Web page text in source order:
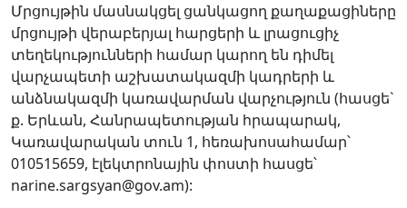
Մրցույթին մասնակցել ցանկացող քաղաքացիները
մրցույթի վերաբերյալ հարցերի և լրացուցիչ
տեղեկությունների համար կարող են դիմել
վարչապետի աշխատակազմի կադրերի և
անձնակազմի կառավարման վարչություն (հասցե`
ք. Երևան, Հանրապետության hրապարակ,
Կառավարական տուն 1, հեռախոսահամար՝
010515659, էլեկտրոնային փոստի հասցե՝
narine.sargsyan@gov.am):